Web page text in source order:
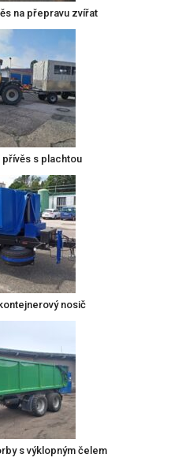
na přepravu zvířat
přívěs s plachtou
nosič
s výklopným čelem